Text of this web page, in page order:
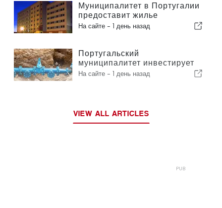
Муниципалитет в Португалии
предоставит жилье
гражданам
На сайте - 1 день назад
Португальский
муниципалитет инвестирует
более 190 000 евро в систему
На сайте - 1 день назад
VIEW ALL ARTICLES